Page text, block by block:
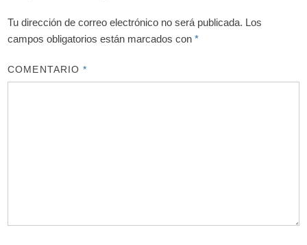
Tu dirección de correo electrónico no será publicada. Los
campos obligatorios están marcados con*
COMENTARIO*